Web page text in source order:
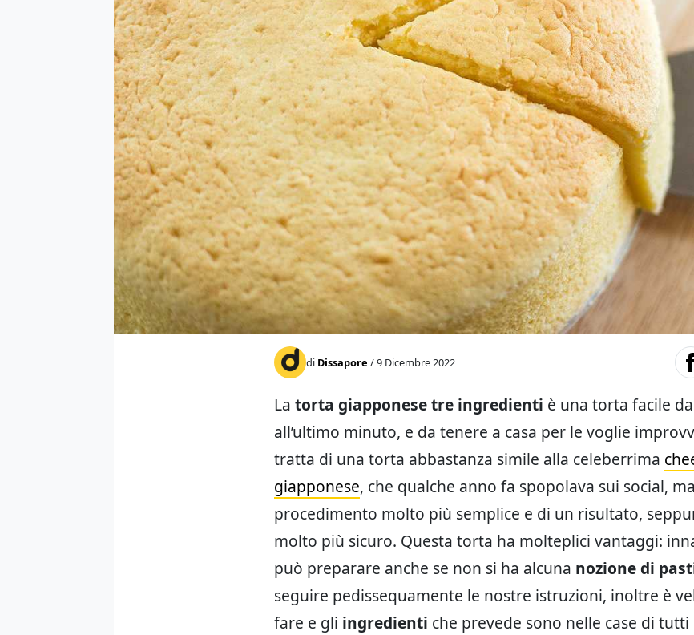
di Dissapore / 9 Dicembre 2022
La torta giapponese tre ingredienti è una torta facile
all’ultimo minuto, e da tenere a casa per le voglie
tratta di una torta abbastanza simile alla celeberrima
giapponese, che qualche anno fa spopolava sui social,
procedimento molto più semplice e di un risultato,
molto più sicuro. Questa torta ha molteplici vantaggi:
può preparare anche se non si ha alcuna nozione di
seguire pedissequamente le nostre istruzioni, inoltre è
fare e gli ingredienti che prevede sono nelle case di